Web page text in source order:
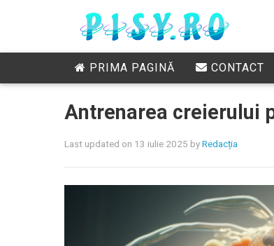
PRIMA PAGINĂ CONTACT
Antrenarea creierului
Last updated on 13 iulie 2025 byRedacția